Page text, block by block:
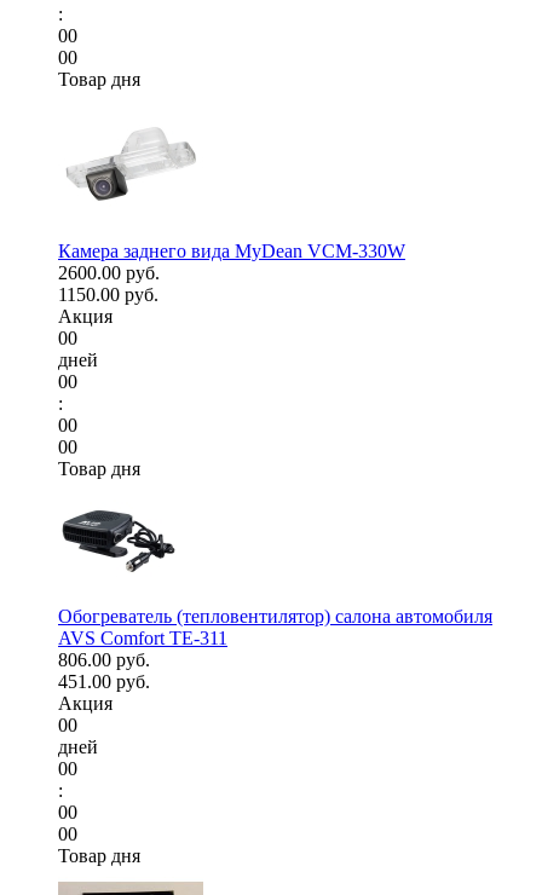
:
00
00
Товар дня
Камера заднего вида MyDean VCM-330W
2600.00 руб.
1150.00 руб.
Акция
00
дней
00
:
00
00
Товар дня
Обогреватель (тепловентилятор) салона автомобиля
AVS Comfort TE-311
806.00 руб.
451.00 руб.
Акция
00
дней
00
:
00
00
Товар дня